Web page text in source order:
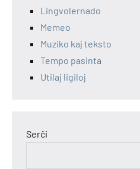
Lingvolernado
Memeo
Muziko kaj teksto
Tempo pasinta
Utilaj ligiloj
Serĉi